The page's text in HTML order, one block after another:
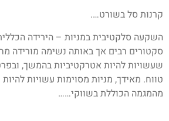
קרנות סל בשורט….
השקעה סלקטיבית במניות – הירידה
סקטורים רבים אך באותה נשימה מורידה
שעשויות להיות אטרקטיביות בהמשך,
טווח. מאידך, מניות מסוימות עשויות
מהמגמה הכוללת בשווקי……